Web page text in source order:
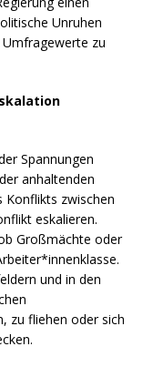
Unruhen
zu
Spannungen
anhaltenden
Konflikts zwischen
eskalieren.
Großmächte oder
und in den
zu fliehen oder sich